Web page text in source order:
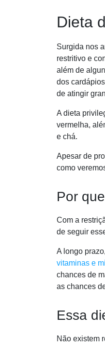
Dieta
Surgida nos
restritivo e
além de
dos
de atingir
A dieta
vermelha,
e chá.
Apesar de
como
Por
Com a
de seguir
A longo
vitaminas e
chances de
as chances
Essa
Não existem